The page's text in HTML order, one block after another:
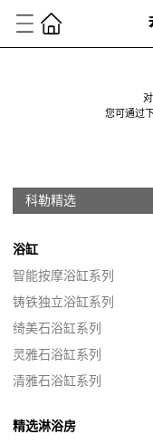
您可通过
科勒精选
浴缸
智能按摩浴缸系列
铸铁独立浴缸系列
绮美石浴缸系列
灵雅石浴缸系列
清雅石浴缸系列
精选淋浴房